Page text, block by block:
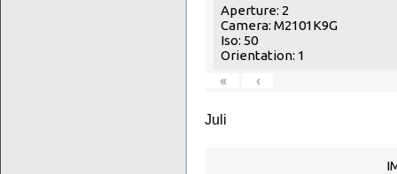
Aperture: 2
Camera: M2101K9G
Iso: 50
Orientation: 1
«
‹
Juli